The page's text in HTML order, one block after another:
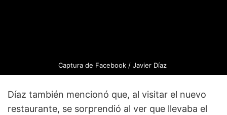
Captura de Facebook / Javier Díaz
Díaz también mencionó que, al visitar el nuevo
restaurante, se sorprendió al ver que llevaba el